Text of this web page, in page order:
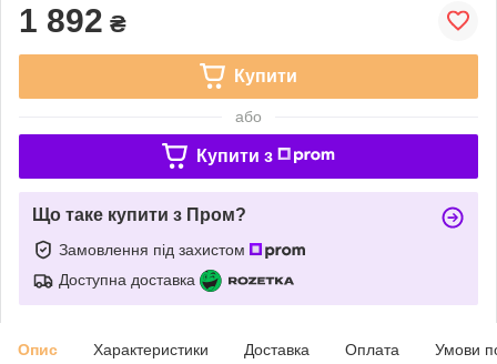
1 892 ₴
Купити
або
Купити з
Що таке купити з Пром?
Замовлення під захистом
Доступна доставка
Опис Характеристики Доставка Оплата Умови